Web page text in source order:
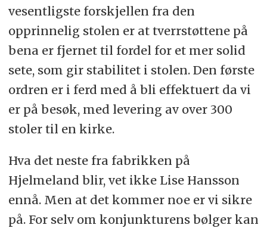
vesentligste forskjellen fra den
opprinnelig stolen er at tverrstøttene på
bena er fjernet til fordel for et mer solid
sete, som gir stabilitet i stolen. Den første
ordren er i ferd med å bli effektuert da vi
er på besøk, med levering av over 300
stoler til en kirke.
Hva det neste fra fabrikken på
Hjelmeland blir, vet ikke Lise Hansson
ennå. Men at det kommer noe er vi sikre
på. For selv om konjunkturens bølger kan